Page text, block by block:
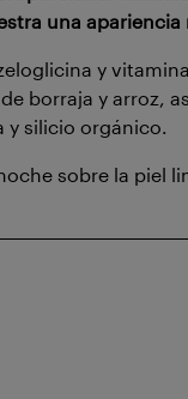
una
y
borraja y arroz,
y silicio orgánico.
sobre la piel